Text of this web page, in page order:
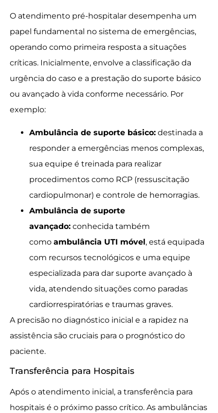
O atendimento pré-hospitalar desempenha um
papel fundamental no sistema de emergências,
operando como primeira resposta a situações
críticas. Inicialmente, envolve a classificação da
urgência do caso e a prestação do suporte básico
ou avançado à vida conforme necessário. Por
exemplo:
Ambulância de suporte básico: destinada a
responder a emergências menos complexas,
sua equipe é treinada para realizar
procedimentos como RCP (ressuscitação
cardiopulmonar) e controle de hemorragias.
Ambulância de suporte
avançado: conhecida também
como ambulância UTI móvel, está equipada
com recursos tecnológicos e uma equipe
especializada para dar suporte avançado à
vida, atendendo situações como paradas
cardiorrespiratórias e traumas graves.
A precisão no diagnóstico inicial e a rapidez na
assistência são cruciais para o prognóstico do
paciente.
Transferência para Hospitais
Após o atendimento inicial, a transferência para
hospitais é o próximo passo crítico. As ambulâncias